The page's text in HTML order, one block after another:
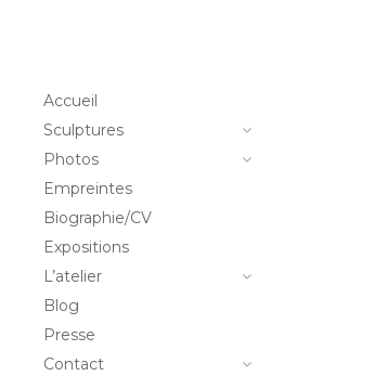
Accueil
Sculptures
Photos
Empreintes
Biographie/CV
Expositions
L’atelier
Blog
Presse
Contact